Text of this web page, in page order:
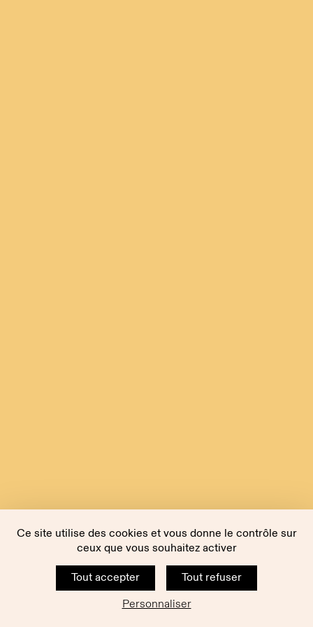
Ce site utilise des cookies et vous donne le contrôle sur
ceux que vous souhaitez activer
Tout accepter
Tout refuser
Personnaliser